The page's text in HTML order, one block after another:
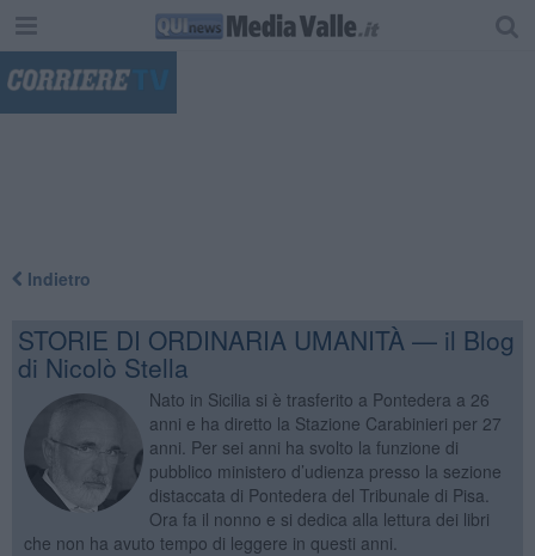
Indietro
STORIE DI ORDINARIA UMANITÀ — il Blog
di Nicolò Stella
Nato in Sicilia si è trasferito a Pontedera a 26
anni e ha diretto la Stazione Carabinieri per 27
anni. Per sei anni ha svolto la funzione di
pubblico ministero d’udienza presso la sezione
distaccata di Pontedera del Tribunale di Pisa.
Ora fa il nonno e si dedica alla lettura dei libri
che non ha avuto tempo di leggere in questi anni.